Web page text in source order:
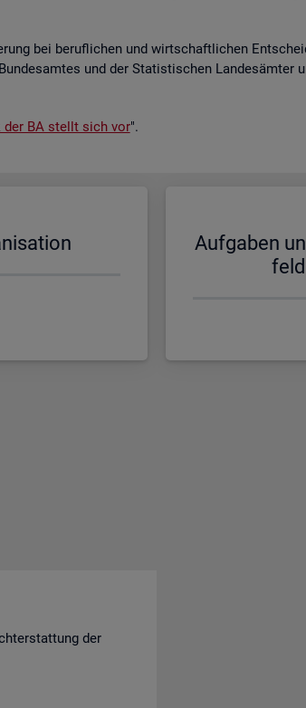
bei be­ruf­li­chen und wirt­schaft­li­chen
und der Sta­tis­ti­schen
BA stellt sich vor".
Auf­ga­ben
der